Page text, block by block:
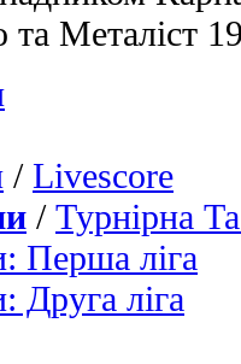
Металіст
/ Livescore
/ Турнірна
Перша ліга
Друга ліга